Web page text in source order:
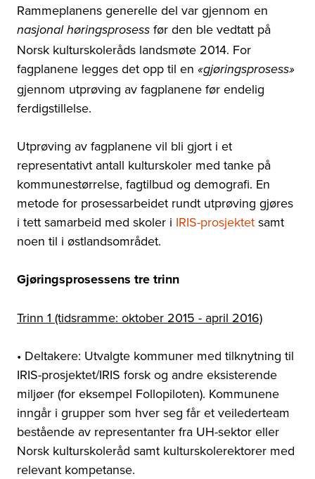
Rammeplanens generelle del var gjennom en
nasjonal høringsprosess før den ble vedtatt på
Norsk kulturskoleråds landsmøte 2014. For
fagplanene legges det opp til en «gjøringsprosess»
gjennom utprøving av fagplanene før endelig
ferdigstillelse.
Utprøving av fagplanene vil bli gjort i et
representativt antall kulturskoler med tanke på
kommunestørrelse, fagtilbud og demografi. En
metode for prosessarbeidet rundt utprøving gjøres
i tett samarbeid med skoler i IRIS-prosjektet samt
noen til i østlandsområdet.
Gjøringsprosessens tre trinn
Trinn 1 (tidsramme: oktober 2015 - april 2016)
• Deltakere: Utvalgte kommuner med tilknytning til
IRIS-prosjektet/IRIS forsk og andre eksisterende
miljøer (for eksempel Follopiloten). Kommunene
inngår i grupper som hver seg får et veilederteam
bestående av representanter fra UH-sektor eller
Norsk kulturskoleråd samt kulturskolerektorer med
relevant kompetanse.